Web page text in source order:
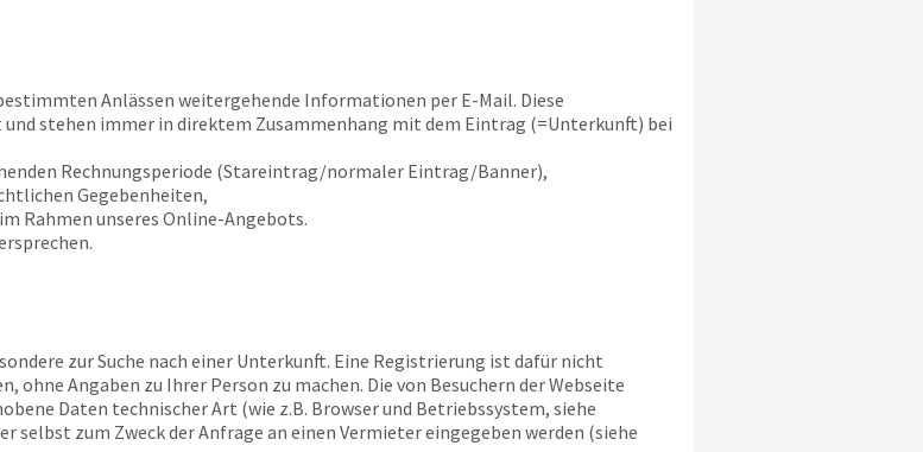
Anlässen weitergehende Informationen per E-Mail. Diese
stehen immer in direktem Zusammenhang mit dem Eintrag (=Unterkunft) bei
Rechnungsperiode (Stareintrag/normaler Eintrag/Banner),
Gegebenheiten,
Rahmen unseres Online-Angebots.
zur Suche nach einer Unterkunft. Eine Registrierung ist dafür nicht
ohne Angaben zu Ihrer Person zu machen. Die von Besuchern der Webseite
Daten technischer Art (wie z.B. Browser und Betriebssystem, siehe
selbst zum Zweck der Anfrage an einen Vermieter eingegeben werden (siehe